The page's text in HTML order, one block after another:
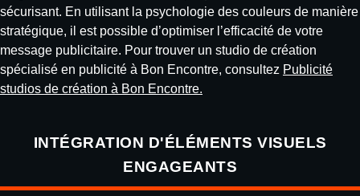
sécurisant. En utilisant la psychologie des couleurs de manière
stratégique, il est possible d’optimiser l’efficacité de votre
message publicitaire. Pour trouver un studio de création
spécialisé en publicité à Bon Encontre, consultez Publicité
studios de création à Bon Encontre.
INTÉGRATION D'ÉLÉMENTS VISUELS
ENGAGEANTS